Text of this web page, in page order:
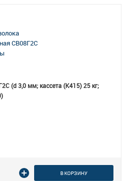
(d 3,0 мм; кассета (К415) 25 кг;
В КОРЗИНУ